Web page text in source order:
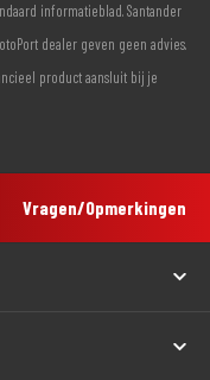
informatieblad. Santander
dealer geven geen advies.
product aansluit bij je
Vragen/Opmerkingen